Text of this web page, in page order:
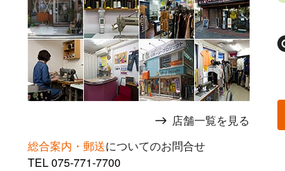
店舗一覧を見る
総合案内・郵送についてのお問合せ
TEL075-771-7700